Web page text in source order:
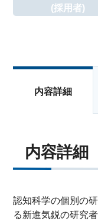
(採用者)
内容詳細
内容詳細
認知科学の個別の
る新進気鋭の研究